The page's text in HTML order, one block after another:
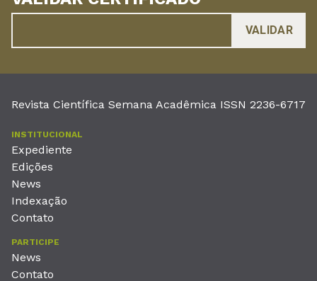
Revista Científica Semana Acadêmica ISSN 2236-6717
INSTITUCIONAL
Expediente
Edições
News
Indexação
Contato
PARTICIPE
News
Contato